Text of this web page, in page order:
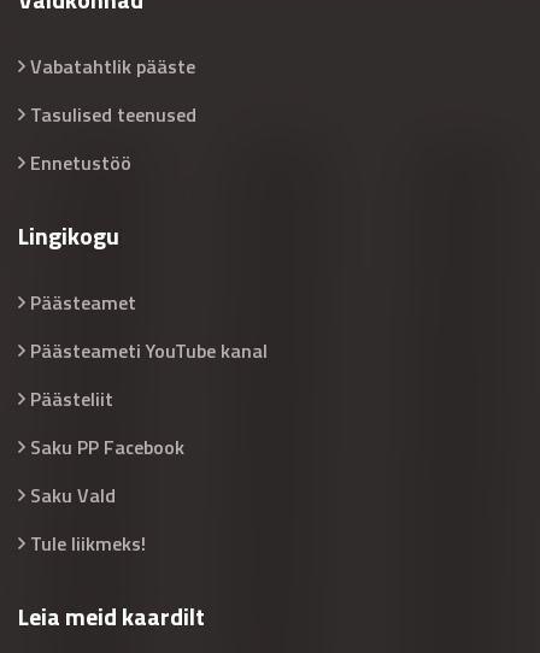
Vabatahtlik pääste
Tasulised teenused
Ennetustöö
Lingikogu
Päästeamet
Päästeameti YouTube kanal
Päästeliit
Saku PP Facebook
Saku Vald
Tule liikmeks!
Leia meid kaardilt